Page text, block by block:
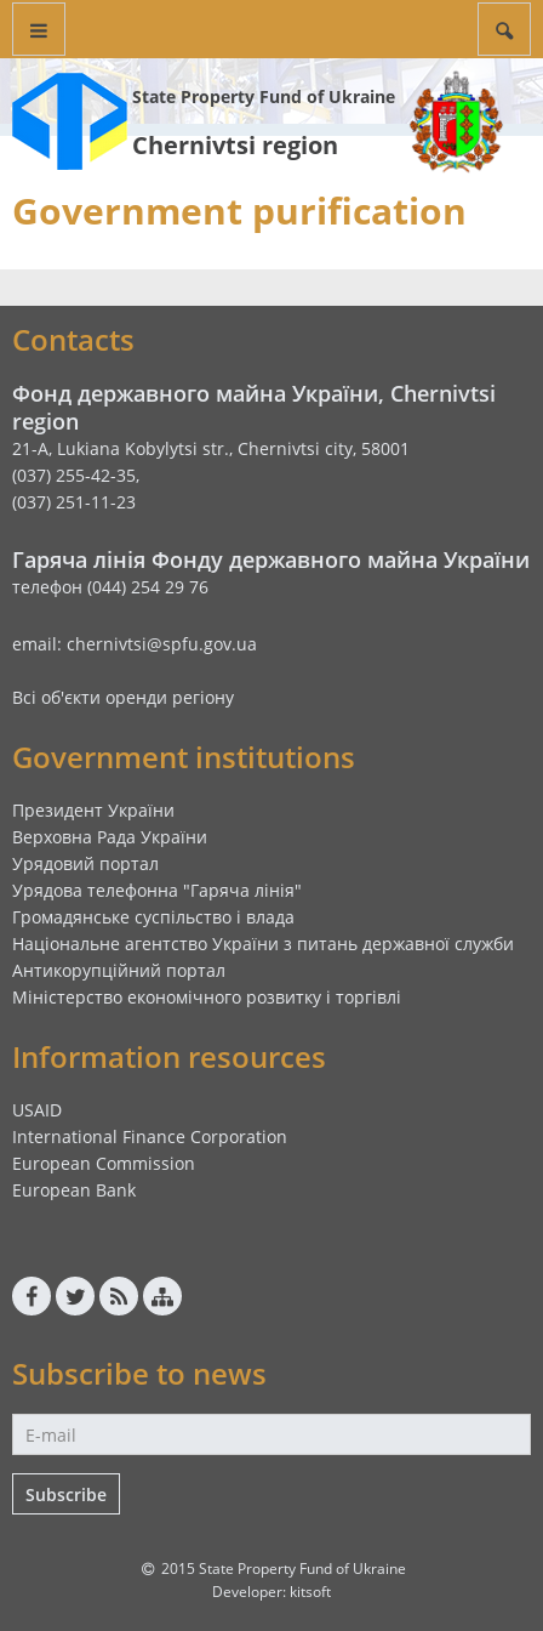
State Property Fund of Ukraine
Chernivtsi region
Government purification
Contacts
Фонд державного майна України, Chernivtsi
region
21-A, Lukiana Kobylytsi str., Chernivtsi city, 58001
(037) 255-42-35,
(037) 251-11-23
Гаряча лінія Фонду державного майна України
телефон (044) 254 29 76
email: chernivtsi@spfu.gov.ua
Всі об'єкти оренди регіону
Government institutions
Президент України
Верховна Рада України
Урядовий портал
Урядова телефонна "Гаряча лінія"
Громадянське суспільство і влада
Національне агентство України з питань державної служби
Антикорупційний портал
Міністерство економічного розвитку і торгівлі
Information resources
USAID
International Finance Corporation
European Commission
European Bank
Subscribe to news
Subscribe
2015 State Property Fund of Ukraine
Developer: kitsoft